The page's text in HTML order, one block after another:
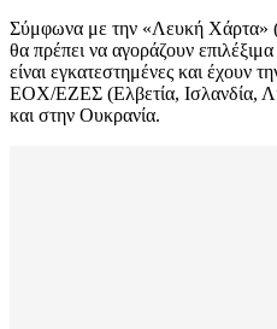
Σύμφωνα με την «Λευκή Χάρτα»
θα πρέπει να αγοράζουν
είναι εγκατεστημένες και έχουν
ΕΟΧ/ΕΖΕΣ (Ελβετία, Ισλανδία,
και στην Ουκρανία.